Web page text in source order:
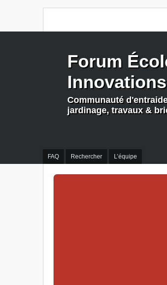
FAQ Rechercher L’équipe
Forum
Communauté
jardinage, travaux &